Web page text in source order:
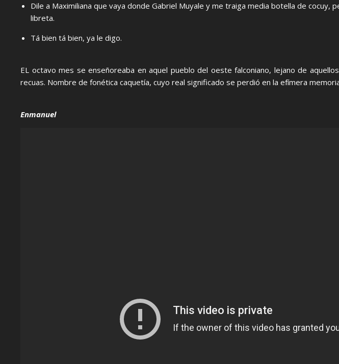
Dile a Maximiliana que vaya donde Gabriel Muyale y me traiga media botella de cocuy,
libreta.
Tá bien tá bien, ya le digo.
EL octavo mes se enseñoreaba en aquel pueblo del oeste falconiano, lejano de
recuas. Nombre de fonética caquetía, cuyo real significado se perdió en la efímera
Enmanuel